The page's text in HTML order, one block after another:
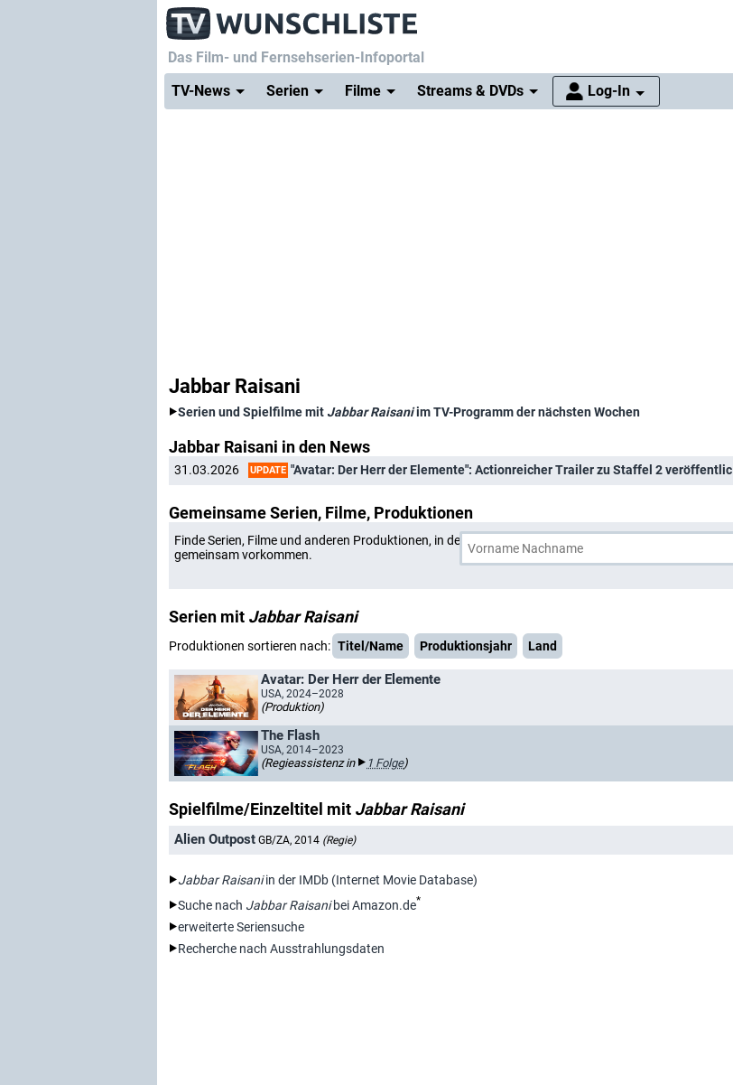
Das Film- und Fernsehserien-Infoportal
TV-News
Serien Filme Streams & DVDs Log-In
Jabbar Raisani
Serien und Spielfilme mit Jabbar Raisaniim TV-Programm der nächsten Wochen
Jabbar Raisani in den News
31.03.2026 UPDATE "Avatar: Der Herr der Elemente": Actionreicher Trailer zu Staffel 2 veröffentlicht
Gemeinsame Serien, Filme, Produktionen
Finde Serien, Filme und anderen Produktionen, in denen Jabbar Raisani
gemeinsam vorkommen.
Serien mit Jabbar Raisani
Produktionen sortieren nach: Titel/Name Produktionsjahr Land
Avatar: Der Herr der Elemente
USA, 2024–2028
(Produktion)
The Flash
USA, 2014–2023
(Regieassistenz in 1 Folge)
Spielfilme/Einzeltitel mit Jabbar Raisani
Alien Outpost GB/ZA, 2014 (Regie)
Jabbar Raisaniin der IMDb (Internet Movie Database)
Suche nach Jabbar Raisanibei Amazon.de*
erweiterte Seriensuche
Recherche nach Ausstrahlungsdaten